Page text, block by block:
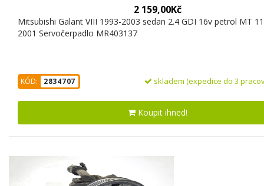
2 159,00Kč
Mitsubishi Galant VIII 1993-2003 sedan 2.4 GDI 16v petrol MT
2001 Servočerpadlo MR403137
KÓD: 2834707 skladem (expedice do 3
Koupit ihned!